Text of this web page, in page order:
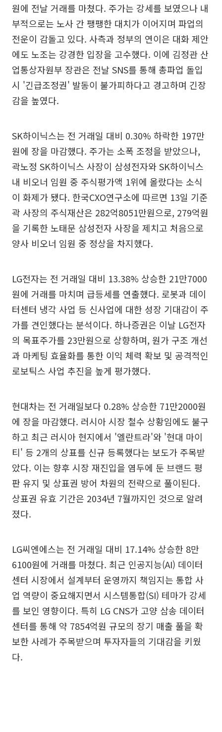
원에 전날 거래를 마쳤다. 주가는 강세를 보였으나 내
부적으로는 노사 간 팽팽한 대치가 이어지며 파업의
전운이 감돌고 있다. 사측과 정부의 연이은 대화 제안
에도 노조는 강경한 입장을 고수했다. 이에 김정관 산
업통상자원부 장관은 전날 SNS를 통해 총파업 돌입
시 '긴급조정권' 발동이 불가피하다고 경고하며 긴장
감을 높였다.
SK하이닉스는 전 거래일 대비 0.30% 하락한 197만
원에 장을 마감했다. 주가는 소폭 조정을 받았으나,
곽노정 SK하이닉스 사장이 삼성전자와 SK하이닉스
내 비오너 임원 중 주식평가액 1위에 올랐다는 소식
이 화제가 됐다. 한국CXO연구소에 따르면 13일 기준
곽 사장의 주식재산은 282억8051만원으로, 279억원
을 기록한 노태문 삼성전자 사장을 제치고 처음으로
양사 비오너 임원 중 정상을 차지했다.
LG전자는 전 거래일 대비 13.38% 상승한 21만7000
원에 거래를 마치며 급등세를 연출했다. 로봇과 데이
터센터 냉각 사업 등 신사업에 대한 성장 기대감이 주
가를 견인했다는 분석이다. 하나증권은 이날 LG전자
의 목표주가를 23만원으로 상향하며, 원가 구조 개선
과 마케팅 효율화를 통한 이익 체력 확보 및 공격적인
로보틱스 사업 추진을 높게 평가했다.
현대차는 전 거래일보다 0.28% 상승한 71만2000원
에 장을 마감했다. 러시아 시장 철수 상황임에도 불구
하고 최근 러시아 현지에서 '엘란트라'와 '현대 마이
티' 등 2개의 상표를 신규 등록했다는 보도가 주목받
았다. 이는 향후 시장 재진입을 염두에 둔 브랜드 평
판 유지 및 상표권 방어 차원의 전략으로 풀이된다.
상표권 유효 기간은 2034년 7월까지인 것으로 알려
졌다.
LG씨엔에스는 전 거래일 대비 17.14% 상승한 8만
6100원에 거래를 마쳤다. 최근 인공지능(AI) 데이터
센터 시장에서 설계부터 운영까지 책임지는 통합 사
업 역량이 중요해지면서 시스템통합(SI) 테마가 강세
를 보인 영향이다. 특히 LG CNS가 고양 삼송 데이터
센터를 통해 약 7854억원 규모의 장기 매출 풀을 확
보한 사례가 주목받으며 투자자들의 기대감을 키웠
다.